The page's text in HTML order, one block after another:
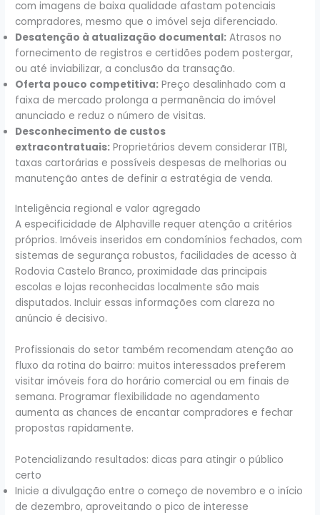
com imagens de baixa qualidade afastam potenciais
compradores, mesmo que o imóvel seja diferenciado.
Desatenção à atualização documental: Atrasos no
fornecimento de registros e certidões podem postergar,
ou até inviabilizar, a conclusão da transação.
Oferta pouco competitiva: Preço desalinhado com a
faixa de mercado prolonga a permanência do imóvel
anunciado e reduz o número de visitas.
Desconhecimento de custos
extracontratuais: Proprietários devem considerar ITBI,
taxas cartorárias e possíveis despesas de melhorias ou
manutenção antes de definir a estratégia de venda.
Inteligência regional e valor agregado
A especificidade de Alphaville requer atenção a critérios
próprios. Imóveis inseridos em condomínios fechados, com
sistemas de segurança robustos, facilidades de acesso à
Rodovia Castelo Branco, proximidade das principais
escolas e lojas reconhecidas localmente são mais
disputados. Incluir essas informações com clareza no
anúncio é decisivo.
Profissionais do setor também recomendam atenção ao
fluxo da rotina do bairro: muitos interessados preferem
visitar imóveis fora do horário comercial ou em finais de
semana. Programar flexibilidade no agendamento
aumenta as chances de encantar compradores e fechar
propostas rapidamente.
Potencializando resultados: dicas para atingir o público
certo
Inicie a divulgação entre o começo de novembro e o início
de dezembro, aproveitando o pico de interesse